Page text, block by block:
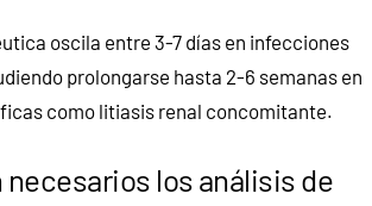
oscila entre 3-7 días en infecciones
prolongarse hasta 2-6 semanas en
como litiasis renal concomitante.
necesarios los análisis de